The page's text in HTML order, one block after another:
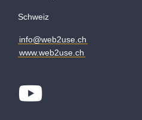
Schweiz
info@web2use.ch
www.web2use.ch
Youtube